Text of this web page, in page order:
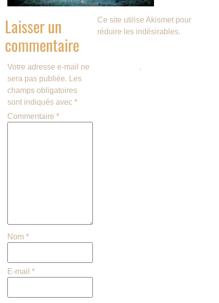
Laisser un
commentaire
Votre adresse e-mail ne
sera pas publiée.
Les
champs obligatoires
sont indiqués avec *
Commentaire *
Nom *
E-mail *
Ce site utilise Akismet pour
réduire les indésirables.
.